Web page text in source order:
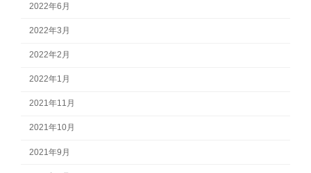
2022年6月
2022年3月
2022年2月
2022年1月
2021年11月
2021年10月
2021年9月